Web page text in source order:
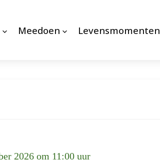
Meedoen Levensmomenten
2026 om 11:00 uur